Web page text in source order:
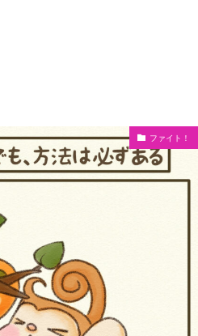
ファイト！